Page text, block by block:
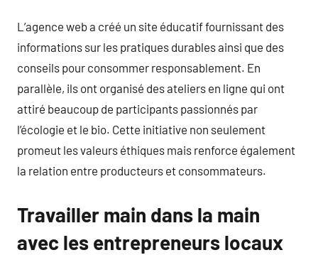
L’agence web a créé un site éducatif fournissant des
informations sur les pratiques durables ainsi que des
conseils pour consommer responsablement. En
parallèle, ils ont organisé des ateliers en ligne qui ont
attiré beaucoup de participants passionnés par
l’écologie et le bio. Cette initiative non seulement
promeut les valeurs éthiques mais renforce également
la relation entre producteurs et consommateurs.
Travailler main dans la main
avec les entrepreneurs locaux